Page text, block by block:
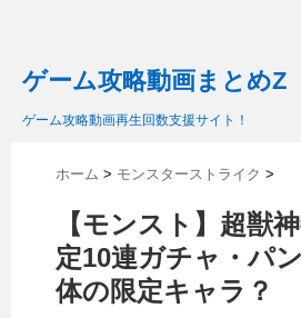
ゲーム攻略動画まとめZ
ゲーム攻略動画再生回数支援サイト！
ホーム > モンスターストライク >
【モンスト】超獣
定10連ガチャ・パ
体の限定キャラ？